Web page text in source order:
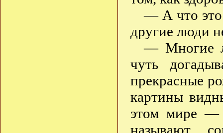
— А что это
другие люди
— Многие
чуть
прекрасные
картины
этом мире
называют